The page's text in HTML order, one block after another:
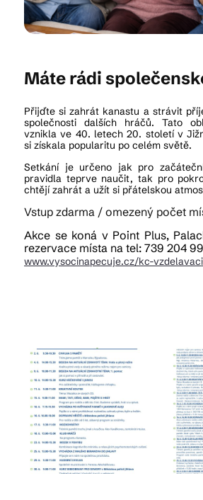
© 2026 Brána
Máte rádi
Přijďte si zahrát kanastu a strávit
společnosti dalších hráčů. Tato
vznikla ve 40. letech 20. století v
si získala popularitu po celém světě.
Setkání je určeno jak pro
pravidla teprve naučit, tak pro
chtějí zahrát a užít si přátelskou
Vstup zdarma / omezený počet
Akce se koná v Point Plus,
rezervace místa na tel: 739 204
www.vysocinapecuje.cz/kc-